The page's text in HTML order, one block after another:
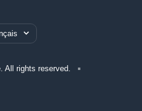
All rights reserved.